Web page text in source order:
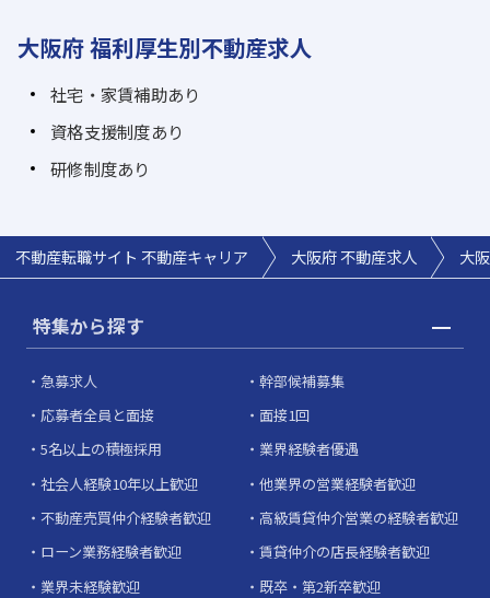
大阪府 福利厚生別不動産求人
社宅・家賃補助あり
資格支援制度あり
研修制度あり
不動産転職サイト 不動産キャリア 大阪府 不動産求人 大
特集から探す
急募求人
幹部候補募集
応募者全員と面接
面接1回
5名以上の積極採用
業界経験者優遇
社会人経験10年以上歓迎
他業界の営業経験者歓迎
不動産売買仲介経験者歓迎
高級賃貸仲介営業の経験者歓迎
ローン業務経験者歓迎
賃貸仲介の店長経験者歓迎
業界未経験歓迎
既卒・第2新卒歓迎